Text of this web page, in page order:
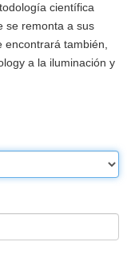
científica
se remonta a sus
también,
a la iluminación y